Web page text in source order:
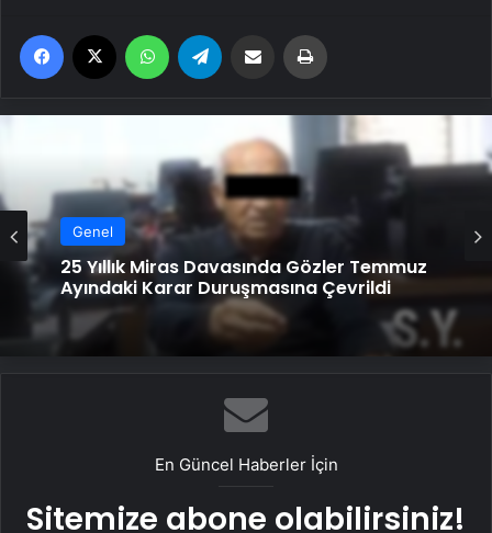
Facebook WhatsApp Email'den paylaş
Genel
25 Yıllık Miras Davasında Gözler Temmuz
Ayındaki Karar Duruşmasına Çevrildi
En Güncel Haberler İçin
Sitemize abone olabilirsiniz!